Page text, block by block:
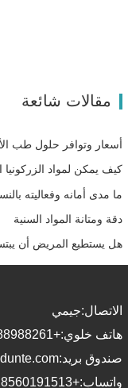
مقالات شائعة
أسعار وتوافر حلول طب
ما مدى أمانه وفعاليته
دقة ومتانة المواد السنية
هل يستطيع المريض أن
الاتصال:جيمي
هاتف خلوي:+86-531-88988261
صندوق بريد:
واتساب:+8618560191513